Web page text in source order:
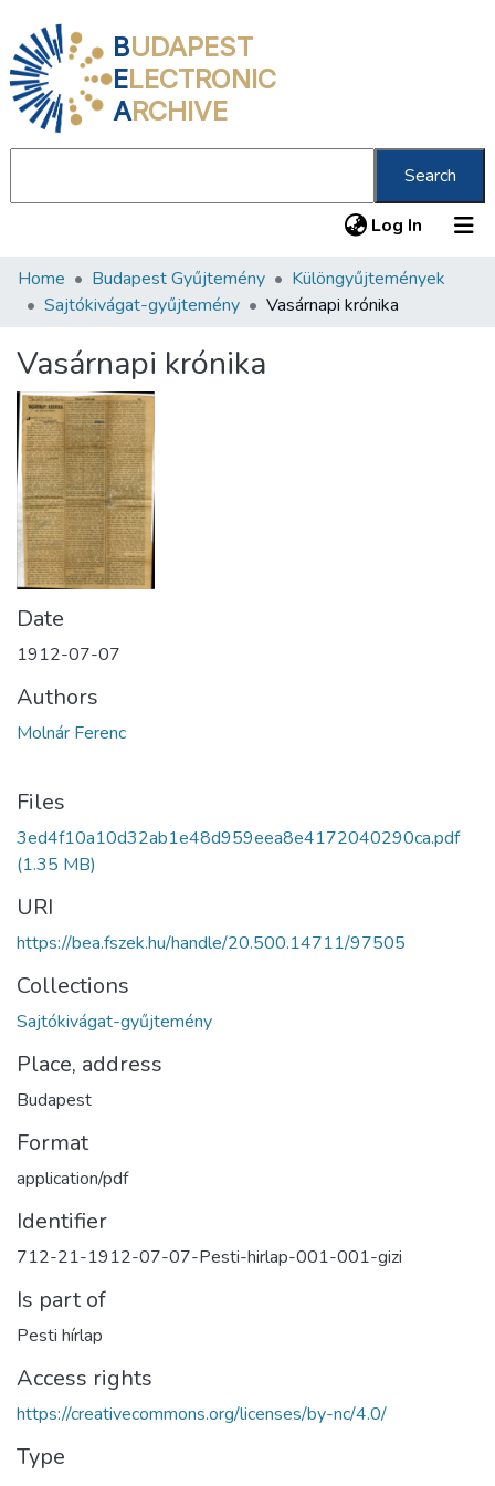
BUDAPEST
ELECTRONIC
ARCHIVE
Search
Log In (current)
Communities & Collections
Statistics
About us
Home Budapest Gyűjtemény
Különgyűjtemények
Sajtókivágat-gyűjtemény
Vasárnapi krónika
Vasárnapi krónika
Date
1912-07-07
Authors
Molnár Ferenc
Files
3ed4f10a10d32ab1e48d959eea8e4172040290ca.pdf
(1.35 MB)
URI
https://bea.fszek.hu/handle/20.500.14711/97505
Collections
Sajtókivágat-gyűjtemény
Place, address
Budapest
Format
application/pdf
Identifier
712-21-1912-07-07-Pesti-hirlap-001-001-gizi
Is part of
Pesti hírlap
Access rights
https://creativecommons.org/licenses/by-nc/4.0/
Type